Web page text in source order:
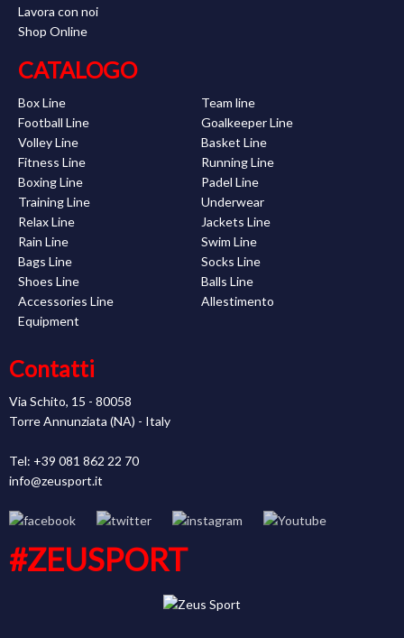
Lavora con noi
Shop Online
CATALOGO
Box Line
Team line
Football Line
Goalkeeper Line
Volley Line
Basket Line
Fitness Line
Running Line
Boxing Line
Padel Line
Training Line
Underwear
Relax Line
Jackets Line
Rain Line
Swim Line
Bags Line
Socks Line
Shoes Line
Balls Line
Accessories Line
Allestimento
Equipment
Contatti
Via Schito, 15 - 80058
Torre Annunziata (NA) - Italy
Tel: +39 081 862 22 70
info@zeusport.it
#ZEUSPORT